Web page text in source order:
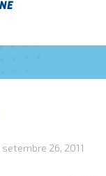
setembre 26, 2011